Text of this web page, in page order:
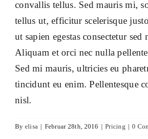
convallis tellus. Sed mauris mi,
tellus ut, efficitur scelerisque
ut sapien egestas consectetur sed
Aliquam et orci nec nulla
Sed mi mauris, ultricies eu
tincidunt eu enim. Pellentesque
nisl.
By elisa | Februar 28th, 2016 | Pricing | 0